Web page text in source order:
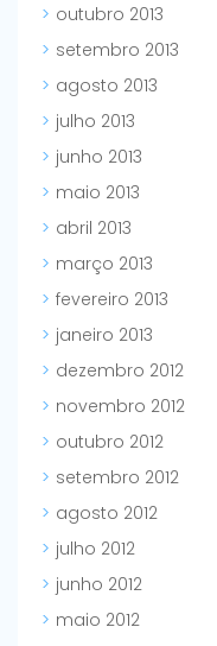
outubro 2013
setembro 2013
agosto 2013
julho 2013
junho 2013
maio 2013
abril 2013
março 2013
fevereiro 2013
janeiro 2013
dezembro 2012
novembro 2012
outubro 2012
setembro 2012
agosto 2012
julho 2012
junho 2012
maio 2012